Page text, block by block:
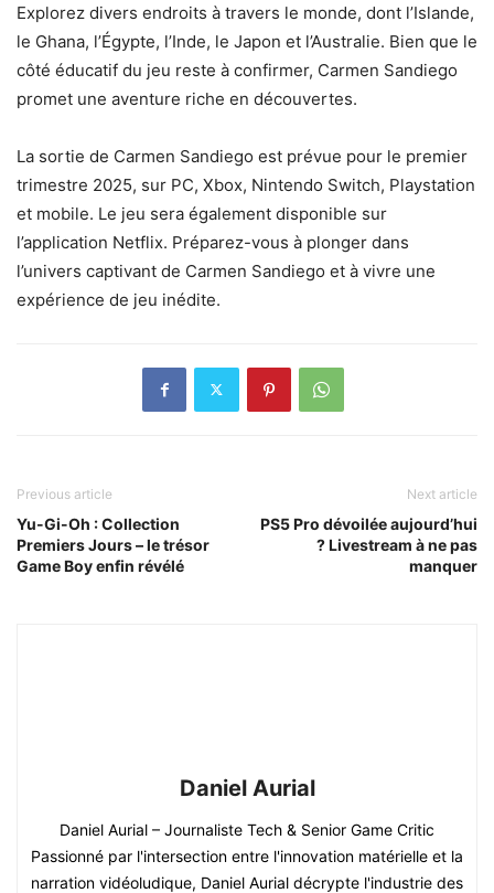
Explorez divers endroits à travers le monde, dont l’Islande,
le Ghana, l’Égypte, l’Inde, le Japon et l’Australie. Bien que le
côté éducatif du jeu reste à confirmer, Carmen Sandiego
promet une aventure riche en découvertes.
La sortie de Carmen Sandiego est prévue pour le premier
trimestre 2025, sur PC, Xbox, Nintendo Switch, Playstation
et mobile. Le jeu sera également disponible sur
l’application Netflix. Préparez-vous à plonger dans
l’univers captivant de Carmen Sandiego et à vivre une
expérience de jeu inédite.
Previous article
Yu-Gi-Oh : Collection
Premiers Jours – le trésor
Game Boy enfin révélé
Next article
PS5 Pro dévoilée aujourd’hui
? Livestream à ne pas
manquer
Daniel Aurial
Daniel Aurial – Journaliste Tech & Senior Game Critic
Passionné par l'intersection entre l'innovation matérielle et la
narration vidéoludique, Daniel Aurial décrypte l'industrie des